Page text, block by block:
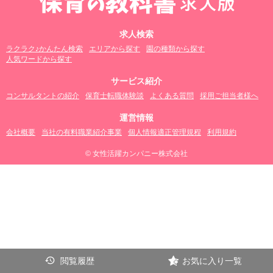
求人検索
ラクラク♪かんたん検索 エリアから探す
園の種類から探す
人気ワードから探す
サービス紹介
コンサルタントの紹介 保育士転職体験談 よくある質問 採用ご担当者様へ
運営情報
会社概要 当社の有料職業紹介事業 個人情報適正管理規程 利用規約
© 女性活躍カンパニー株式会社
閲覧履歴 お気に入り一覧